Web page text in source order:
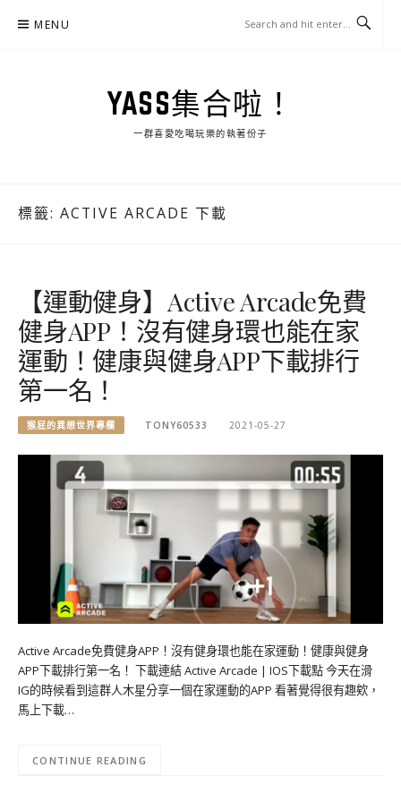
MENU
YASS集合啦！
一群喜愛吃喝玩樂的執著份子
標籤: ACTIVE ARCADE 下載
【運動健身】Active Arcade免費
健身APP！沒有健身環也能在家
運動！健康與健身APP下載排行
第一名！
猴屁的異想世界專欄 TONY60533 2021-05-27
Active Arcade免費健身APP！沒有健身環也能在家運動！健康與健身
APP下載排行第一名！ 下載連結 Active Arcade | IOS下載點 今天在滑
IG的時候看到這群人木星分享一個在家運動的APP 看著覺得很有趣欸，
馬上下載…
CONTINUE READING